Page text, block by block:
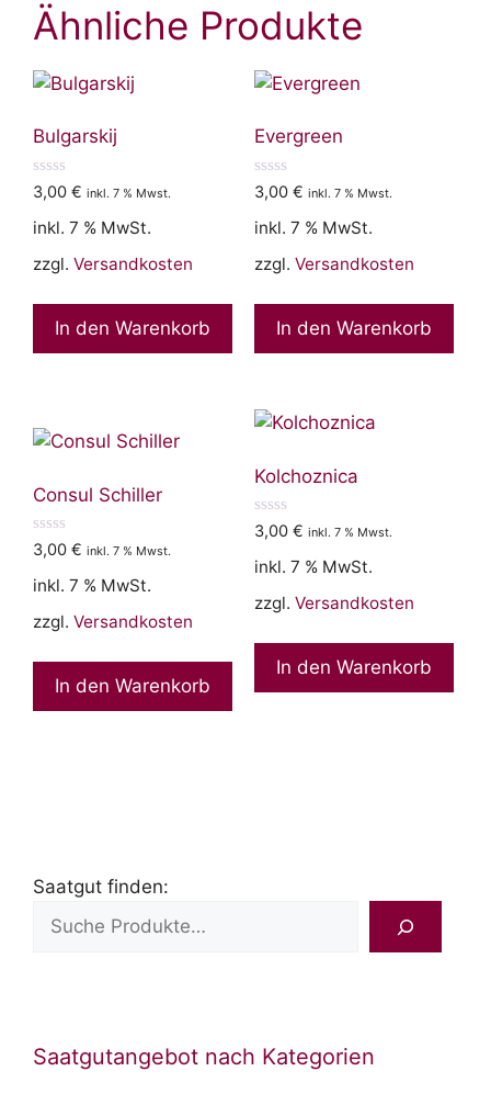
Ähnliche Produkte
Bulgarskij
0
v
o
n
3,00 € inkl. 7 % Mwst.
inkl. 7 % MwSt.
zzgl. Versandkosten
In den Warenkorb
Evergreen
0
v
o
n
3,00 € inkl. 7 % Mwst.
inkl. 7 % MwSt.
zzgl. Versandkosten
In den Warenkorb
Consul Schiller
0
v
o
n
3,00 € inkl. 7 % Mwst.
inkl. 7 % MwSt.
zzgl. Versandkosten
In den Warenkorb
Kolchoznica
0
v
o
n
3,00 € inkl. 7 % Mwst.
inkl. 7 % MwSt.
zzgl. Versandkosten
In den Warenkorb
Saatgut finden:
Saatgutangebot nach Kategorien